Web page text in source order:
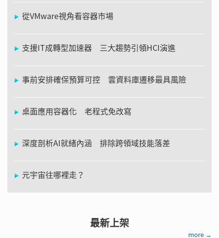
從VMware視角看容器市場
支援IT成轉型加速器 三大趨勢引領HCI演進
事前安排確保預算可控 雲資料庫遷移最具風險
桌面應用容器化 老程式免改寫
深度剖析AI就緒內涵 排除跨領域技能落差
元宇宙往哪裡走？
最新上架
more →